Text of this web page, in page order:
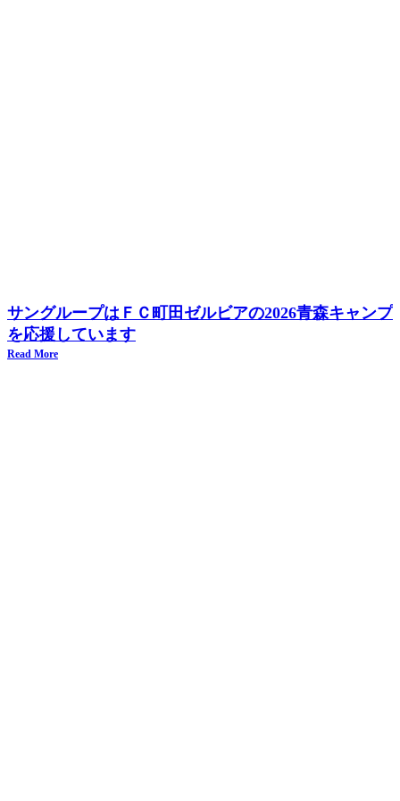
サングループはＦＣ町田ゼルビアの2026青森キャンプ
を応援しています
Read More